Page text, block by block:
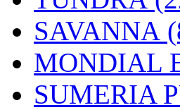
SAVANNA
MONDIAL
SUMERIA